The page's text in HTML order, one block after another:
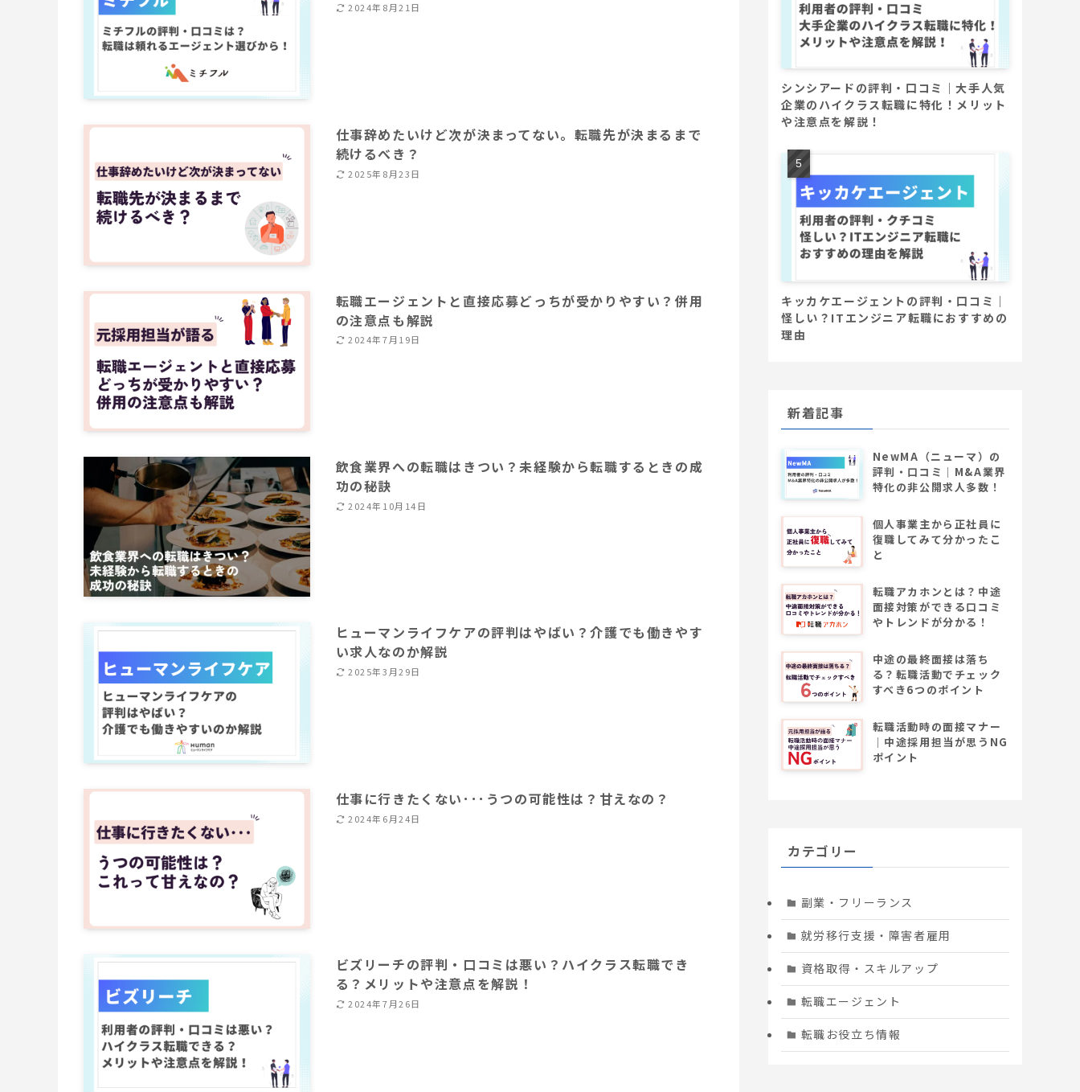
2024年8月21日
仕事辞めたいけど次が決まってない。転職先が決まるまで
続けるべき？
2025年8月23日
転職エージェントと直接応募どっちが受かりやすい？併用
の注意点も解説
2024年7月19日
飲食業界への転職はきつい？未経験から転職するときの成
功の秘訣
2024年10月14日
ヒューマンライフケアの評判はやばい？介護でも働きやす
い求人なのか解説
2025年3月29日
仕事に行きたくない･･･うつの可能性は？甘えなの？
2024年6月24日
ビズリーチの評判・口コミは悪い？ハイクラス転職でき
る？メリットや注意点を解説！
2024年7月26日
シンシアードの評判・口コミ｜大手人気
企業のハイクラス転職に特化！メリット
や注意点を解説！
キッカケエージェントの評判・口コミ｜
怪しい？ITエンジニア転職におすすめの
理由
新着記事
NewMA（ニューマ）の
評判・口コミ│M&A業界
特化の非公開求人多数！
個人事業主から正社員に
復職してみて分かったこ
と
転職アカホンとは？中途
面接対策ができる口コミ
やトレンドが分かる！
中途の最終面接は落ち
る？転職活動でチェック
すべき6つのポイント
転職活動時の面接マナー
│中途採用担当が思うNG
ポイント
カテゴリー
副業・フリーランス
就労移行支援・障害者雇用
資格取得・スキルアップ
転職エージェント
転職お役立ち情報